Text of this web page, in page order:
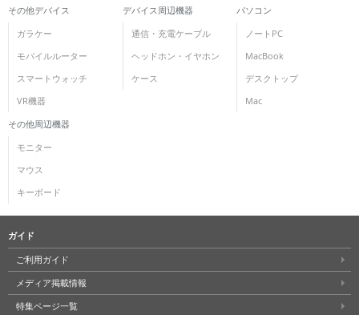
その他デバイス
ガラケー
モバイルルーター
スマートウォッチ
VR機器
デバイス周辺機器
通信・充電ケーブル
ヘッドホン・イヤホン
ケース
パソコン
ノートPC
MacBook
デスクトップ
Mac
その他周辺機器
モニター
マウス
キーボード
ガイド
ご利用ガイド
メディア掲載情報
特集ページ一覧